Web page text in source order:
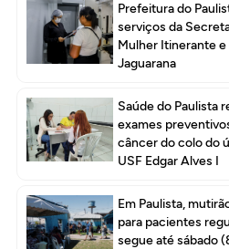
Prefeitura do
serviços da
Mulher Itinerante e
Jaguarana
Saúde do Paulista
exames
câncer do colo do
USF Edgar Alves I
Em Paulista,
para pacientes
segue até sábado